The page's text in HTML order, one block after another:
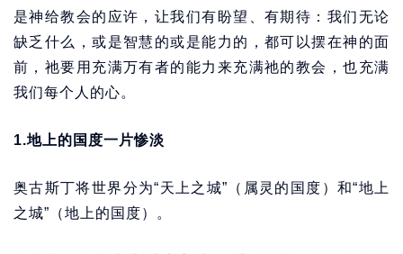
是神给教会的应许，让我们有盼望、有期待：我们无论
缺乏什么，或是智慧的或是能力的，都可以摆在神的面
前，祂要用充满万有者的能力来充满祂的教会，也充满
我们每个人的心。
1.地上的国度一片惨淡
奥古斯丁将世界分为“天上之城”（属灵的国度）和“地上
之城”（地上的国度）。